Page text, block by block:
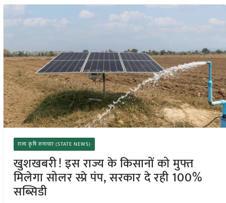
राज्य कृषि समाचार (STATE NEWS)
खुशखबरी! इस राज्य के किसानों को मुफ्त
मिलेगा सोलर स्प्रे पंप, सरकार दे रही 100%
सब्सिडी